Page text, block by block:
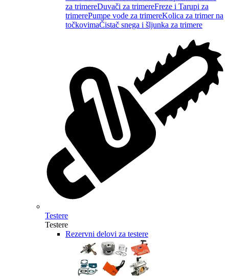
za trimereDuvači za trimereFreze i Tarupi za
trimerePumpe vode za trimereKolica za trimer na
točkovimaČistač snega i šljunka za trimere
Testere
Testere
Rezervni delovi za testere